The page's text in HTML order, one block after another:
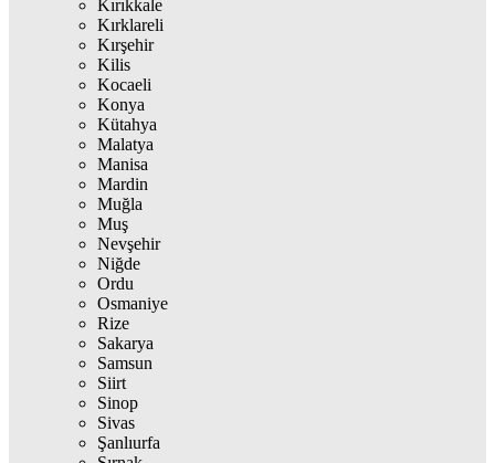
Kırıkkale
Kırklareli
Kırşehir
Kilis
Kocaeli
Konya
Kütahya
Malatya
Manisa
Mardin
Muğla
Muş
Nevşehir
Niğde
Ordu
Osmaniye
Rize
Sakarya
Samsun
Siirt
Sinop
Sivas
Şanlıurfa